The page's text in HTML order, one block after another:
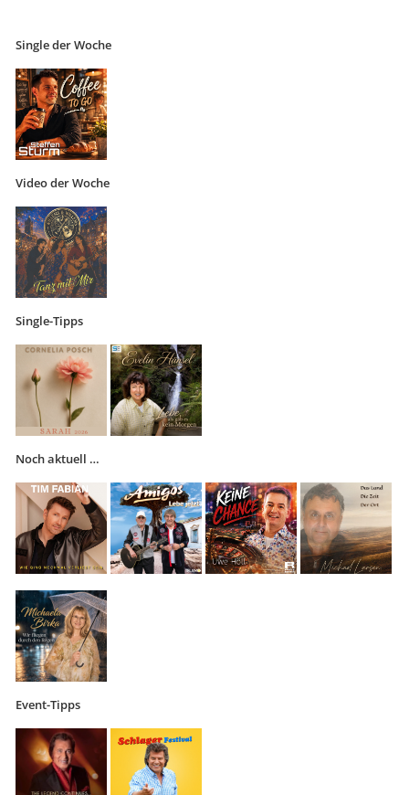
Single der Woche
Video der Woche
Single-Tipps
Noch aktuell …
Event-Tipps